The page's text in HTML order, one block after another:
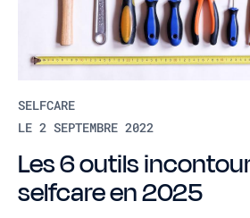
SELFCARE
LE 2 SEPTEMBRE 2022
Les 6 outils
selfcare en 2025